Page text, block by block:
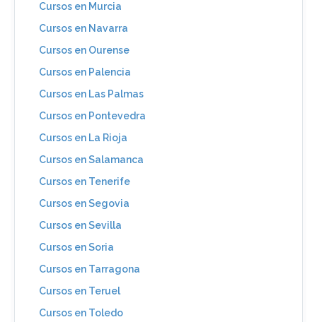
Cursos en Murcia
Cursos en Navarra
Cursos en Ourense
Cursos en Palencia
Cursos en Las Palmas
Cursos en Pontevedra
Cursos en La Rioja
Cursos en Salamanca
Cursos en Tenerife
Cursos en Segovia
Cursos en Sevilla
Cursos en Soria
Cursos en Tarragona
Cursos en Teruel
Cursos en Toledo